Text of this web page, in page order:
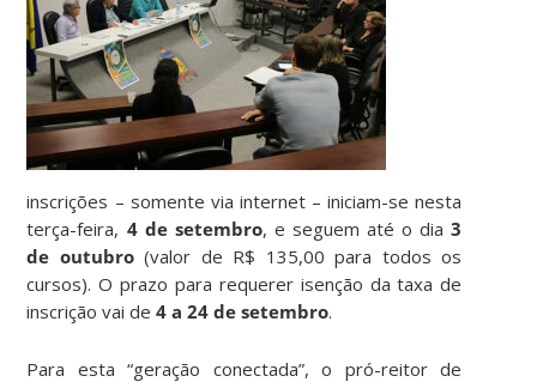
inscrições – somente via internet – iniciam-se nesta
terça-feira, 4 de setembro, e seguem até o dia 3
de outubro(valor de R$ 135,00 para todos os
cursos). O prazo para requerer isenção da taxa de
inscrição vai de4 a 24 de setembro.
Para esta “geração conectada”, o pró-reitor de